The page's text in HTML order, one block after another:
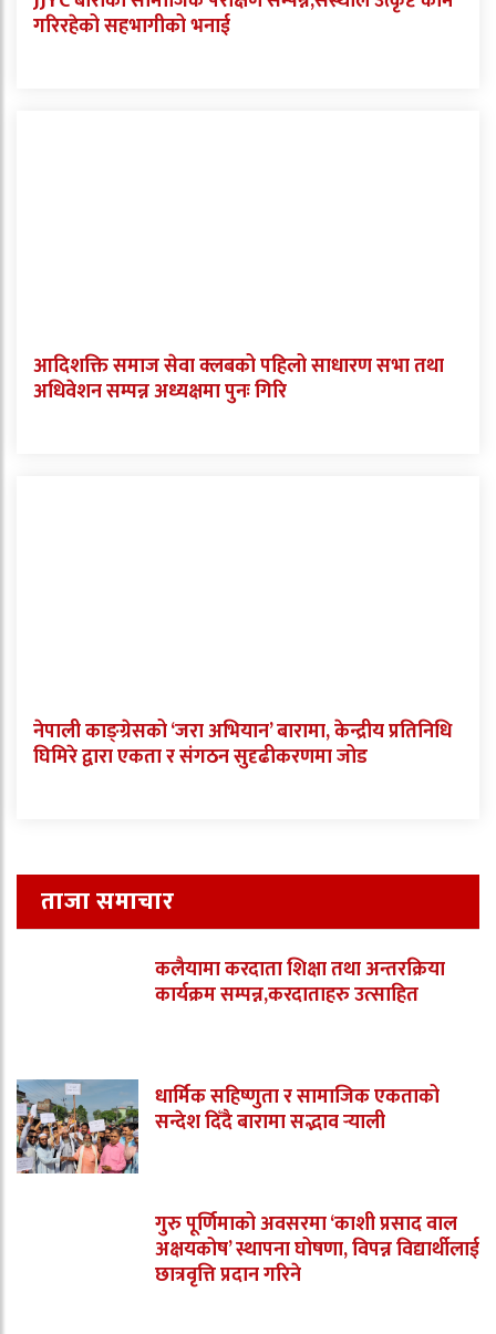
गरिरहेको सहभागीको भनाई
आदिशक्ति समाज सेवा क्लबको पहिलो साधारण सभा तथा
अधिवेशन सम्पन्न अध्यक्षमा पुनः गिरि
नेपाली काङ्ग्रेसको ‘जरा अभियान’ बारामा, केन्द्रीय प्रतिनिधि
घिमिरे द्वारा एकता र संगठन सुदृढीकरणमा जोड
ताजा समाचार
कलैयामा करदाता शिक्षा तथा अन्तरक्रिया
कार्यक्रम सम्पन्न,करदाताहरु उत्साहित
धार्मिक सहिष्णुता र सामाजिक एकताको
सन्देश दिँदै बारामा सद्भाव र्‍याली
गुरु पूर्णिमाको अवसरमा ‘काशी प्रसाद वाल
अक्षयकोष’ स्थापना घोषणा, विपन्न विद्यार्थीलाई
छात्रवृत्ति प्रदान गरिने